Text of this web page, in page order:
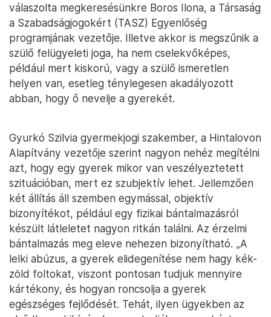
válaszolta megkeresésünkre Boros Ilona, a Társaság
a Szabadságjogokért (TASZ) Egyenlőség
programjának vezetője. Illetve akkor is megszűnik a
szülő felügyeleti joga, ha nem cselekvőképes,
például mert kiskorú, vagy a szülő ismeretlen
helyen van, esetleg ténylegesen akadályozott
abban, hogy ő nevelje a gyerekét.
Gyurkó Szilvia gyermekjogi szakember, a Hintalovon
Alapítvány vezetője szerint nagyon nehéz megítélni
azt, hogy egy gyerek mikor van veszélyeztetett
szituációban, mert ez szubjektív lehet. Jellemzően
két állítás áll szemben egymással, objektív
bizonyítékot, például egy fizikai bántalmazásról
készült látleletet nagyon ritkán találni. Az érzelmi
bántalmazás meg eleve nehezen bizonyítható. „A
lelki abúzus, a gyerek elidegenítése nem hagy kék-
zöld foltokat, viszont pontosan tudjuk mennyire
kártékony, és hogyan roncsolja a gyerek
egészséges fejlődését. Tehát, ilyen ügyekben az